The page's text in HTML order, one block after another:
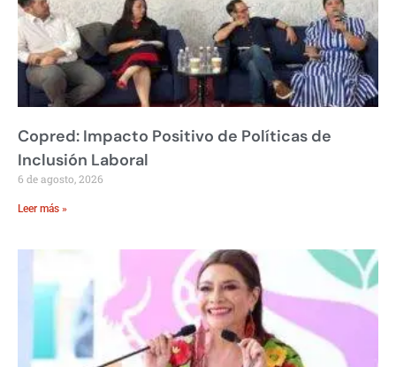
Copred: Impacto Positivo de Políticas de
Inclusión Laboral
6 de agosto, 2026
Leer más »